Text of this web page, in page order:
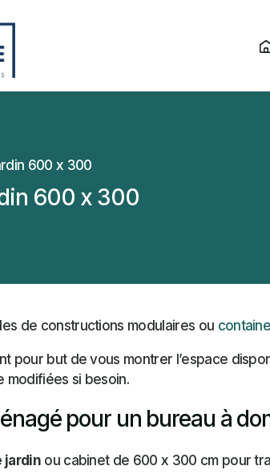
600 x 300
600 x 300
de constructions modulaires ou
pour but de vous montrer l’espace
si besoin.
pour un bureau à
jardinou cabinet de 600 x 300 cm pour